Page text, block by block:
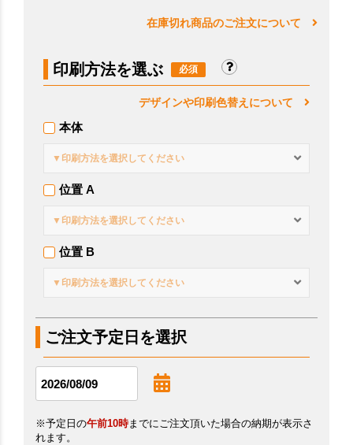
在庫切れ商品のご注文について
印刷方法を選ぶ
デザインや印刷色替えについて
本体
▼印刷方法を選択してください
位置 A
▼印刷方法を選択してください
位置 B
▼印刷方法を選択してください
ご注文予定日を選択
※予定日の午前10時までにご注文頂いた場合の納期が表示さ
れます。